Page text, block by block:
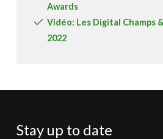
Awards
Vidéo: Les Digital Champs
2022
Stay up to date